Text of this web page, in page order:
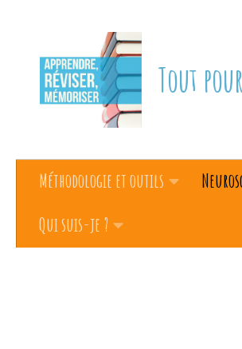
Tout
Méthodologie et outils
Qui suis-je ?